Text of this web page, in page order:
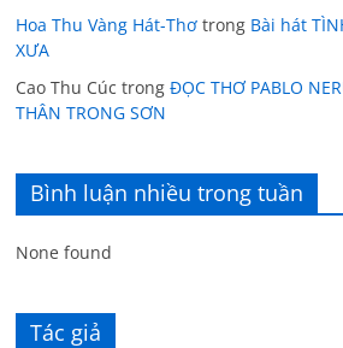
Hoa Thu Vàng Hát-Thơ trong Bài hát
XƯA
Cao Thu Cúc trongĐỌC THƠ PABLO
THÂN TRONG SƠN
Bình luận nhiều trong tuần
None found
Tác giả